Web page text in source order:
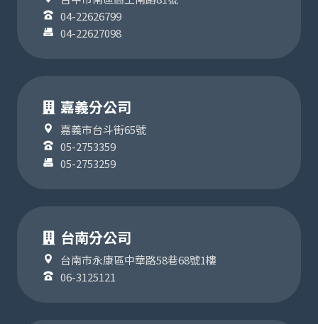
04-22626799
04-22627098
嘉義分公司
嘉義市台斗街65號
05-2753359
05-2753259
台南分公司
台南市永康區中華路58巷68號1樓
06-3125121